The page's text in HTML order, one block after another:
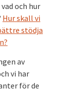
och hur
Hur skall vi
stödja
av
vi har
för de